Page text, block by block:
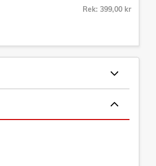
Rek: 399,00 kr